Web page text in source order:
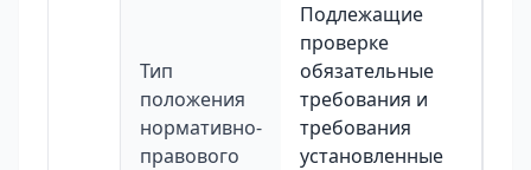
Тип
положения
нормативно-
правового
Подлежащие
проверке
обязательные
требования и
требования
установленные